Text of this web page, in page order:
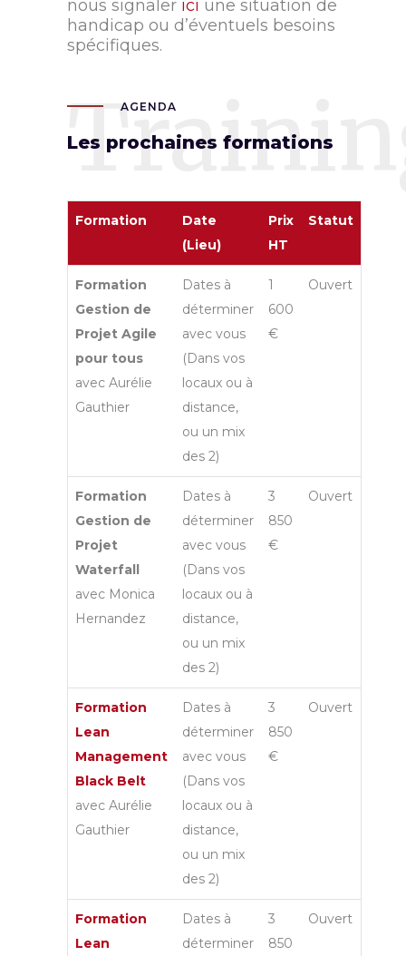
nous signaler ici une situation de
handicap ou d’éventuels besoins
spécifiques.
AGENDA
Les prochaines formations
Formation
Date
(Lieu)
Prix
HT
Statut
Formation
Gestion de
Projet Agile
pour tous
avec Aurélie
Gauthier
Dates à
déterminer
avec vous
(Dans vos
locaux ou à
distance,
ou un mix
des 2)
1
600
€
Ouvert
Formation
Gestion de
Projet
Waterfall
avec Monica
Hernandez
Dates à
déterminer
avec vous
(Dans vos
locaux ou à
distance,
ou un mix
des 2)
3
850
€
Ouvert
Formation
Lean
Management
Black Belt
avec Aurélie
Gauthier
Dates à
déterminer
avec vous
(Dans vos
locaux ou à
distance,
ou un mix
des 2)
3
850
€
Ouvert
Formation
Lean
Dates à
déterminer
3
850
Ouvert